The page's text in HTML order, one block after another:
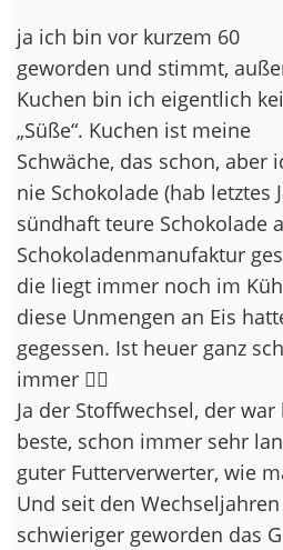
ja ich bin vor kurzem 60
geworden und stimmt,
Kuchen bin ich eigentlich
„Süße“. Kuchen ist meine
Schwäche, das schon, aber
nie Schokolade (hab letztes
sündhaft teure Schokolade
Schokoladenmanufaktur
die liegt immer noch im
diese Unmengen an Eis
gegessen. Ist heuer ganz
immer 🤷‍♀️
Ja der Stoffwechsel, der
beste, schon immer sehr
guter Futterverwerter, wie
Und seit den
schwieriger geworden das